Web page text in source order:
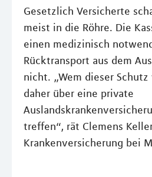
Gesetzlich Versicherte
meist in die Röhre. Die
einen medizinisch
Rücktransport aus dem
nicht. „Wem dieser
daher über eine private
treffen“, rät Clemens
Krankenversicherung bei